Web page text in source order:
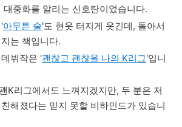
대중화를 알리는 신호탄이었습니다.
'아무튼 술'도 현웃 터지게 웃긴데, 돌아서
는 책입니다.
뷔작은 '괜찮고 괜찮을 나의 K리그'입니
K리그에서도 느껴지겠지만, 두 분은 저
친해졌다는 믿지 못할 비하인드가 있습니